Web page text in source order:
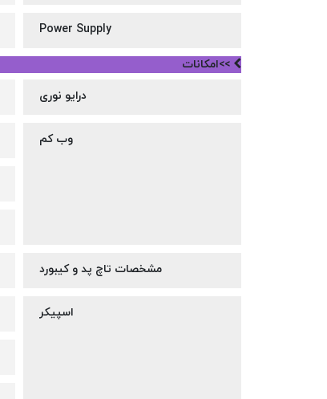
Power Supply
>>امکانات
درایو نوری
وب کم
مشخصات تاچ پد و کیبورد
اسپیکر